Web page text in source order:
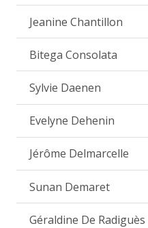
Jeanine Chantillon
Bitega Consolata
Sylvie Daenen
Evelyne Dehenin
Jérôme Delmarcelle
Sunan Demaret
Géraldine De Radiguès